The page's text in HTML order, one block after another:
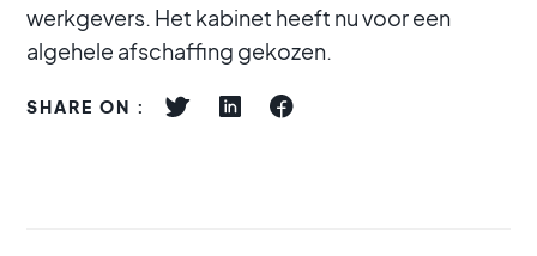
werkgevers. Het kabinet heeft nu voor een
algehele afschaffing gekozen.
SHARE ON :